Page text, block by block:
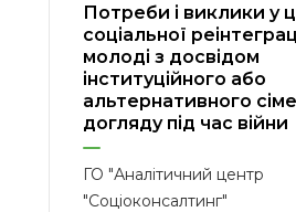
Потреби і виклики у
соціальної
молоді з досвідом
інституційного або
альтернативного
догляду під час війни
ГО "Аналітичний центр
"Соціоконсалтинг"